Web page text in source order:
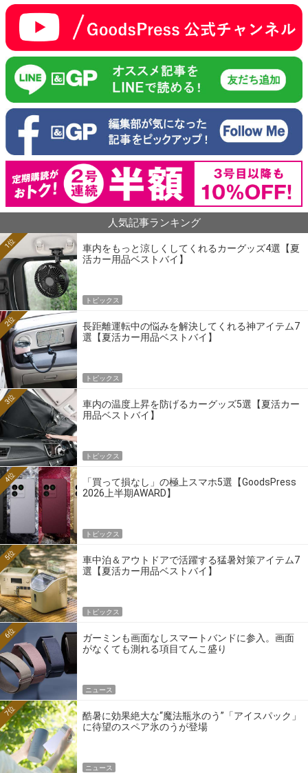
人気記事ランキング
車内をもっと涼しくしてくれるカーグッズ4選【夏
活カー用品ベストバイ】
1位
トピックス
長距離運転中の悩みを解決してくれる神アイテム7
選【夏活カー用品ベストバイ】
2位
トピックス
車内の温度上昇を防げるカーグッズ5選【夏活カー
用品ベストバイ】
3位
トピックス
「買って損なし」の極上スマホ5選【GoodsPress
2026上半期AWARD】
4位
トピックス
車中泊＆アウトドアで活躍する猛暑対策アイテム7
選【夏活カー用品ベストバイ】
5位
トピックス
ガーミンも画面なしスマートバンドに参入。画面
がなくても測れる項目てんこ盛り
6位
ニュース
酷暑に効果絶大な“魔法瓶氷のう”「アイスパック」
に待望のスペア氷のうが登場
7位
ニュース